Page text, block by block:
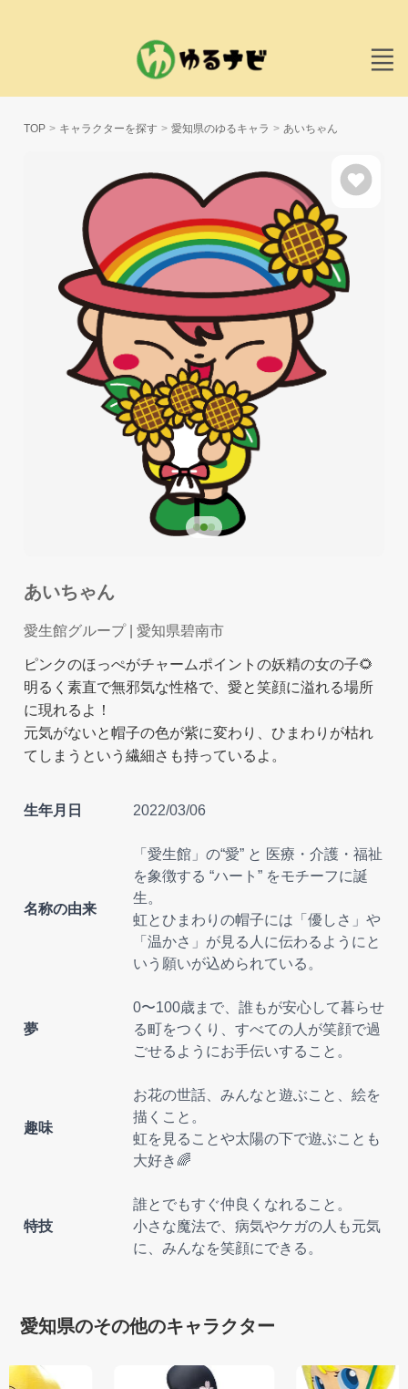
TOP キャラクターを探す 愛知県のゆるキャラ あいちゃん
あいちゃん
愛生館グループ| 愛知県碧南市
ピンクのほっぺがチャームポイントの妖精の女の子🌻
明るく素直で無邪気な性格で、愛と笑顔に溢れる場所
に現れるよ！
元気がないと帽子の色が紫に変わり、ひまわりが枯れ
てしまうという繊細さも持っているよ。
生年月日 2022/03/06
名称の由来
「愛生館」の“愛” と 医療・介護・福祉
を象徴する “ハート” をモチーフに誕
生。
虹とひまわりの帽子には「優しさ」や
「温かさ」が見る人に伝わるようにと
いう願いが込められている。
夢
0〜100歳まで、誰もが安心して暮らせ
る町をつくり、すべての人が笑顔で過
ごせるようにお手伝いすること。
趣味
お花の世話、みんなと遊ぶこと、絵を
描くこと。
虹を見ることや太陽の下で遊ぶことも
大好き🌈
特技
誰とでもすぐ仲良くなれること。
小さな魔法で、病気やケガの人も元気
に、みんなを笑顔にできる。
愛知県のその他のキャラクター